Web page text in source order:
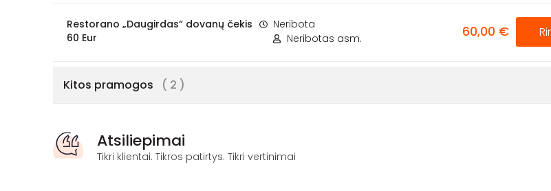
Restorano „Daugirdas“ dovanų čekis
60 Eur
Neribota
Neribotas asm.
60,00 €
Kitos pramogos ( 2 )
Atsiliepimai
Tikri klientai. Tikros patirtys. Tikri vertinimai